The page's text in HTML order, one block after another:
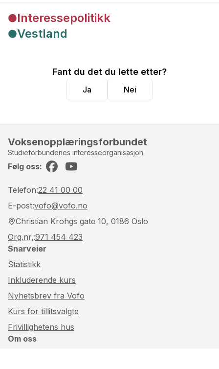
Interessepolitikk
Vestland
Fant du det du lette etter?
Ja Nei
Voksenopplæringsforbundet
Studieforbundenes interesseorganisasjon
Følg oss:
Telefon:22 41 00 00
E-post:vofo@vofo.no
Christian Krohgs gate 10, 0186 Oslo
Org.nr.:971 454 423
Snarveier
Statistikk
Inkluderende kurs
Nyhetsbrev fra Vofo
Kurs for tillitsvalgte
Frivillighetens hus
Om oss